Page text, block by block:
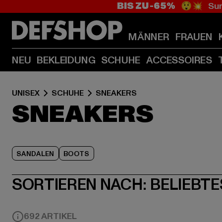
BIS ZU -65% 😲💥
MÄNNER FRAUEN
NEU BEKLEIDUNG SCHUHE ACCESSOIRES
UNISEX SCHUHE SNEAKERS
SNEAKERS
SANDALEN BOOTS
SORTIEREN NACH:
692 ARTIKEL